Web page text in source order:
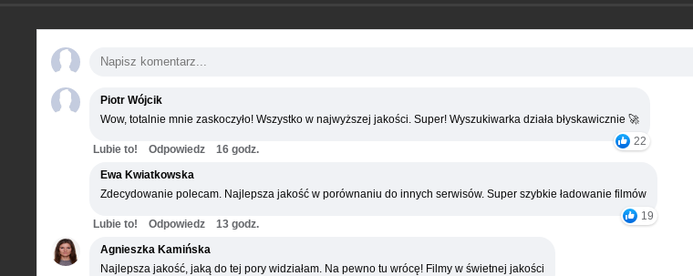
Piotr Wójcik
Wow, totalnie mnie zaskoczyło! Wszystko w najwyższej jakości. Super! Wyszukiwarka działa błyskawicznie 🚀
22
Lubie to! Odpowiedz
16 godz.
Ewa Kwiatkowska
Zdecydowanie polecam. Najlepsza jakość w porównaniu do innych serwisów. Super szybkie ładowanie filmów
19
Lubie to! Odpowiedz
13 godz.
Agnieszka Kamińska
Najlepsza jakość, jaką do tej pory widziałam. Na pewno tu wrócę! Filmy w świetnej jakości